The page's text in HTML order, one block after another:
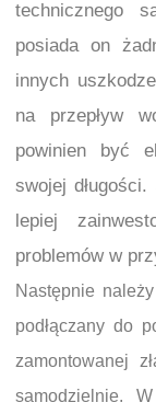
technicznego
posiada on
innych
na przepływ
powinien być
swojej
lepiej
problemów w
Następnie
podłączany do
zamontowanej
samodzielnie.